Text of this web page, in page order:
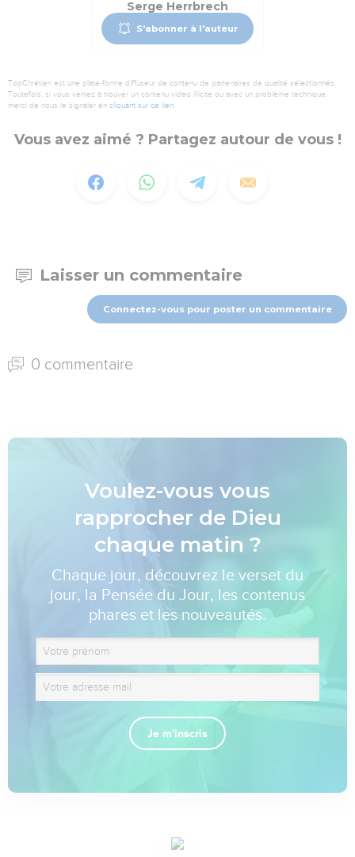
Serge Herrbrech
S'abonner à l'auteur
TopChrétien est une plate-forme diffuseur de contenu de partenaires de qualité sélectionnés.
Toutefois, si vous veniez à trouver un contenu vidéo illicite ou avec un problème technique,
merci de nous le signaler en cliquant sur ce lien.
Vous avez aimé ? Partagez autour de vous !
Laisser un commentaire
Connectez-vous pour poster un commentaire
0 commentaire
Voulez-vous vous
rapprocher de Dieu
chaque matin ?
Chaque jour, découvrez le verset du
jour, la Pensée du Jour, les contenus
phares et les nouveautés.
Je m'inscris